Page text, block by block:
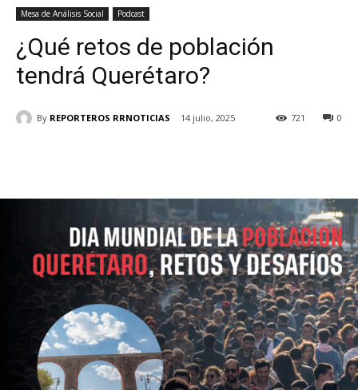
Mesa de Análisis Social Podcast
¿Qué retos de población
tendrá Querétaro?
By REPORTEROS RRNOTICIAS 14 julio, 2025 0
721